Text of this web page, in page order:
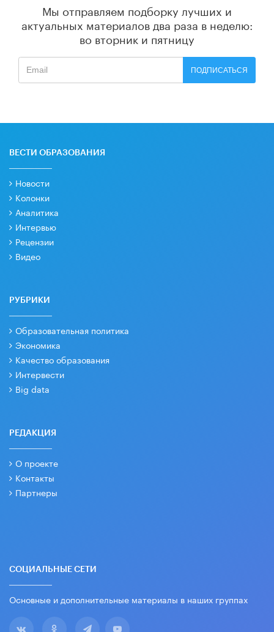
Мы отправляем подборку лучших и
актуальных материалов два раза в неделю:
во вторник и пятницу
ПОДПИСАТЬСЯ
ВЕСТИ ОБРАЗОВАНИЯ
Новости
Колонки
Аналитика
Интервью
Рецензии
Видео
РУБРИКИ
Образовательная политика
Экономика
Качество образования
Интервести
Big data
РЕДАКЦИЯ
О проекте
Контакты
Партнеры
СОЦИАЛЬНЫЕ СЕТИ
Основные и дополнительные материалы в наших группах